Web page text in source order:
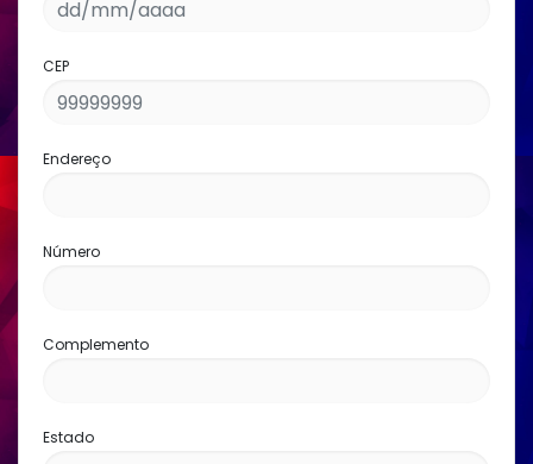
CEP
Endereço
Número
Complemento
Estado